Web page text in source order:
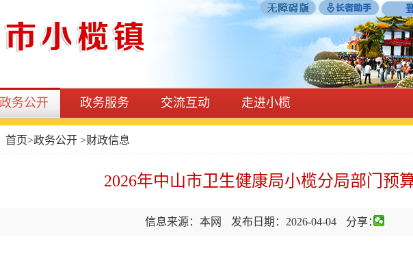
政务公开 政务服务 交流互动 走进小榄
首页>政务公开 >财政信息
2026年中山市卫生健康局小榄分局部门预
信息来源：本网 发布日期：2026-04-04 分享：